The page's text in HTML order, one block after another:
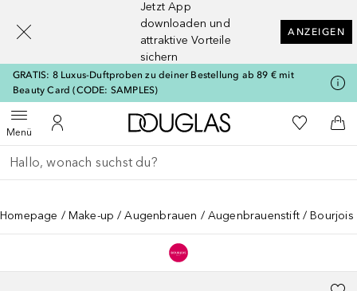
Jetzt App
downloaden und
attraktive Vorteile
sichern
ANZEIGEN
GRATIS: 8 Luxus-Duftproben zu deiner Bestellung ab 89 € mit
Beauty Card (CODE: SAMPLES)
MenüMenü öffnenZu Meinem Kundenkonto
Zur Douglas Startseite
Zu Meiner
Gehe zurück
Suche ausführen
Homepage Make-up Augenbrauen Augenbrauenstift Bourjois
[navigation.slideout.screenreader]